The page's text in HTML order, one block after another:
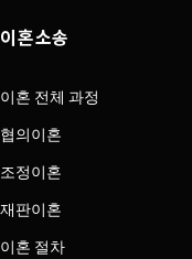
이혼소송
이혼 전체 과정
협의이혼
조정이혼
재판이혼
이혼 절차